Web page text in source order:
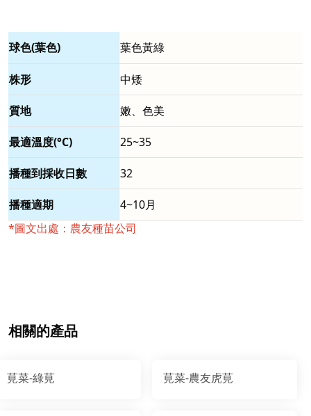
球色(葉色) 葉色黃綠
株形 中矮
質地 嫩、色美
最適溫度(°C) 25~35
播種到採收日數 32
播種適期
4~10月
*圖文出處：農友種苗公司
相關的產品
莧菜-綠莧 莧菜-農友虎莧